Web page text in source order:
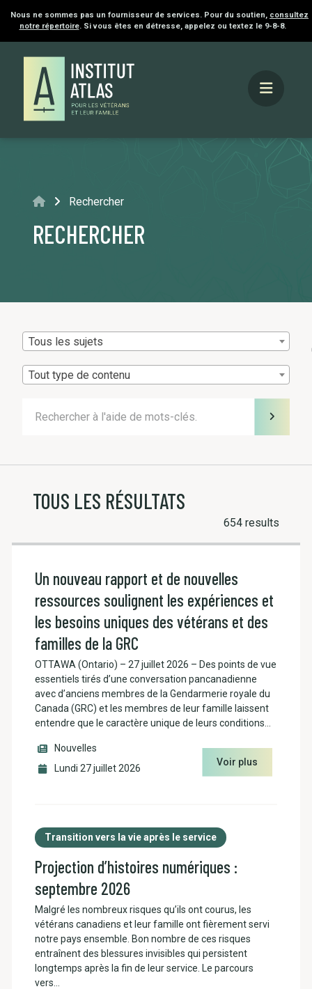
Nous ne sommes pas un fournisseur de services. Pour du soutien, consultez
notre répertoire. Si vous êtes en détresse, appelez ou textez le 9-8-8.
AccueilRechercher
RECHERCHER
Tous les sujets
Tout type de contenu
TOUS LES RÉSULTATS
654 results
Un nouveau rapport et de nouvelles
ressources soulignent les expériences et
les besoins uniques des vétérans et des
familles de la GRC
OTTAWA (Ontario) – 27 juillet 2026 – Des points de vue
essentiels tirés d’une conversation pancanadienne
avec d’anciens membres de la Gendarmerie royale du
Canada (GRC) et les membres de leur famille laissent
entendre que le caractère unique de leurs conditions…
Nouvelles
Lundi 27 juillet 2026
Voir plus
Transition vers la vie après le service
Projection d’histoires numériques :
septembre 2026
Malgré les nombreux risques qu’ils ont courus, les
vétérans canadiens et leur famille ont fièrement servi
notre pays ensemble. Bon nombre de ces risques
entraînent des blessures invisibles qui persistent
longtemps après la fin de leur service. Le parcours
vers…